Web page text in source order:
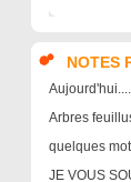
NOTES
Arbres
quelques
JE VOUS